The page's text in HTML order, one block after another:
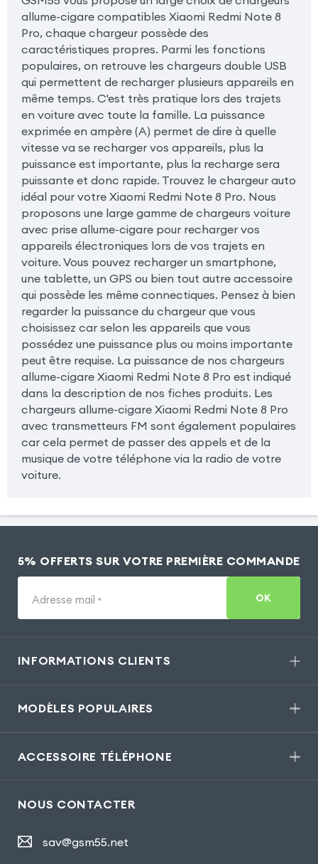
allume-cigare compatibles Xiaomi Redmi Note 8
Pro, chaque chargeur possède des
caractéristiques propres. Parmi les fonctions
populaires, on retrouve les chargeurs double USB
qui permettent de recharger plusieurs appareils en
même temps. C'est très pratique lors des trajets
en voiture avec toute la famille. La puissance
exprimée en ampère (A) permet de dire à quelle
vitesse va se recharger vos appareils, plus la
puissance est importante, plus la recharge sera
puissante et donc rapide. Trouvez le chargeur auto
idéal pour votre Xiaomi Redmi Note 8 Pro. Nous
proposons une large gamme de chargeurs voiture
avec prise allume-cigare pour recharger vos
appareils électroniques lors de vos trajets en
voiture. Vous pouvez recharger un smartphone,
une tablette, un GPS ou bien tout autre accessoire
qui possède les même connectiques. Pensez à bien
regarder la puissance du chargeur que vous
choisissez car selon les appareils que vous
possédez une puissance plus ou moins importante
peut être requise. La puissance de nos chargeurs
allume-cigare Xiaomi Redmi Note 8 Pro est indiqué
dans la description de nos fiches produits. Les
chargeurs allume-cigare Xiaomi Redmi Note 8 Pro
avec transmetteurs FM sont également populaires
car cela permet de passer des appels et de la
musique de votre téléphone via la radio de votre
voiture.
5% OFFERTS SUR VOTRE PREMIÈRE COMMANDE
Adresse mail * OK
INFORMATIONS CLIENTS
MODÈLES POPULAIRES
ACCESSOIRE TÉLÉPHONE
NOUS CONTACTER
sav@gsm55.net